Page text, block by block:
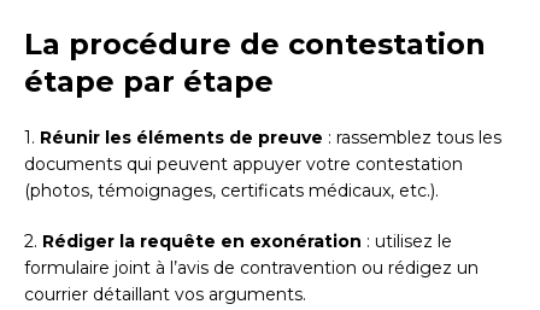
La procédure de contestation
étape par étape
1. Réunir les éléments de preuve : rassemblez tous les
documents qui peuvent appuyer votre contestation
(photos, témoignages, certificats médicaux, etc.).
2. Rédiger la requête en exonération : utilisez le
formulaire joint à l’avis de contravention ou rédigez un
courrier détaillant vos arguments.